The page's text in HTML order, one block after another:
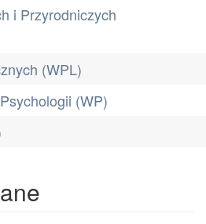
i Przyrodniczych
(WPL)
(WP)